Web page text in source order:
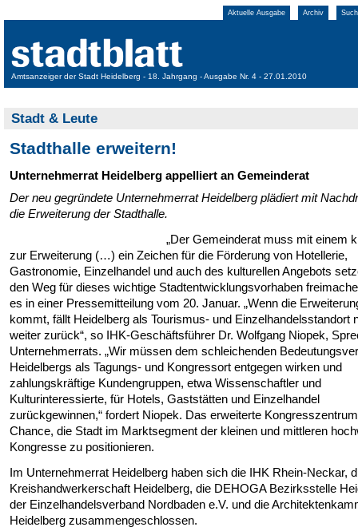
Aktuelle Ausgabe Archiv
Amtsanzeiger der Stadt Heidelberg - 18. Jahrgang - Ausgabe Nr. 4 - 27.01.2010
Stadt & Leute
Stadthalle erweitern!
Unternehmerrat Heidelberg appelliert an Gemeinderat
Der neu gegründete Unternehmerrat Heidelberg plädiert mit
die Erweiterung der Stadthalle.
„Der Gemeinderat muss mit einem
zur Erweiterung (…) ein Zeichen für die Förderung von Hotellerie,
Gastronomie, Einzelhandel und auch des kulturellen Angebots
den Weg für dieses wichtige Stadtentwicklungsvorhaben
es in einer Pressemitteilung vom 20. Januar. „Wenn die
kommt, fällt Heidelberg als Tourismus- und Einzelhandelsstandort
weiter zurück“, so IHK-Geschäftsführer Dr. Wolfgang Niopek,
Unternehmerrats. „Wir müssen dem schleichenden
Heidelbergs als Tagungs- und Kongressort entgegen wirken und
zahlungskräftige Kundengruppen, etwa Wissenschaftler und
Kulturinteressierte, für Hotels, Gaststätten und Einzelhandel
zurückgewinnen,“ fordert Niopek. Das erweiterte
Chance, die Stadt im Marktsegment der kleinen und mittleren
Kongresse zu positionieren.
Im Unternehmerrat Heidelberg haben sich die IHK Rhein-Neckar,
Kreishandwerkerschaft Heidelberg, die DEHOGA Bezirksstelle
der Einzelhandelsverband Nordbaden e.V. und die
Heidelberg zusammengeschlossen.